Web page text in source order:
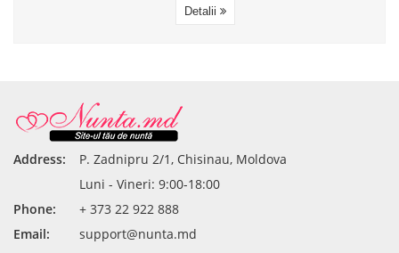
Detalii
Address:
P. Zadnipru 2/1, Chisinau, Moldova
Luni - Vineri: 9:00-18:00
Phone:
+ 373 22 922 888
Email:
support@nunta.md